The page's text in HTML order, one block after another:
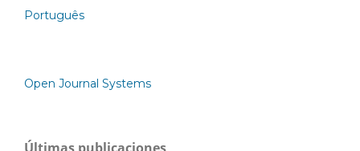
Português
Open Journal Systems